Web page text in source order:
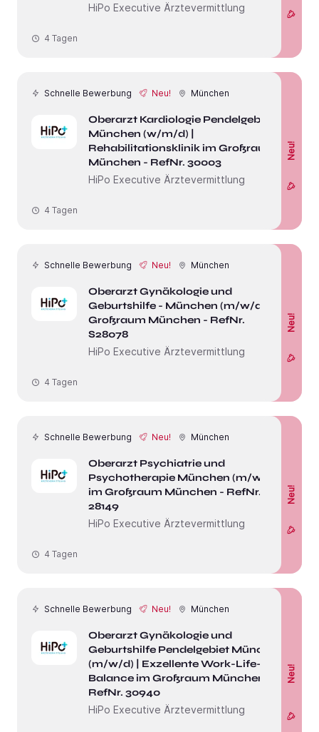
HiPo Executive Ärztevermittlung
4 Tagen
Schnelle Bewerbung Neu! München
Oberarzt Kardiologie Pendelgebiet
München (w/m/d) |
Rehabilitationsklinik im Großraum
München - RefNr. 30003
HiPo Executive Ärztevermittlung
Neu!
4 Tagen
Schnelle Bewerbung Neu! München
Oberarzt Gynäkologie und
Geburtshilfe - München (m/w/d) im
Großraum München - RefNr.
S28078
HiPo Executive Ärztevermittlung
Neu!
4 Tagen
Schnelle Bewerbung Neu! München
Oberarzt Psychiatrie und
Psychotherapie München (m/w/d)
im Großraum München - RefNr.
28149
HiPo Executive Ärztevermittlung
Neu!
4 Tagen
Schnelle Bewerbung Neu! München
Oberarzt Gynäkologie und
Geburtshilfe Pendelgebiet München
(m/w/d) | Exzellente Work-Life-
Balance im Großraum München -
RefNr. 30940
HiPo Executive Ärztevermittlung
Neu!